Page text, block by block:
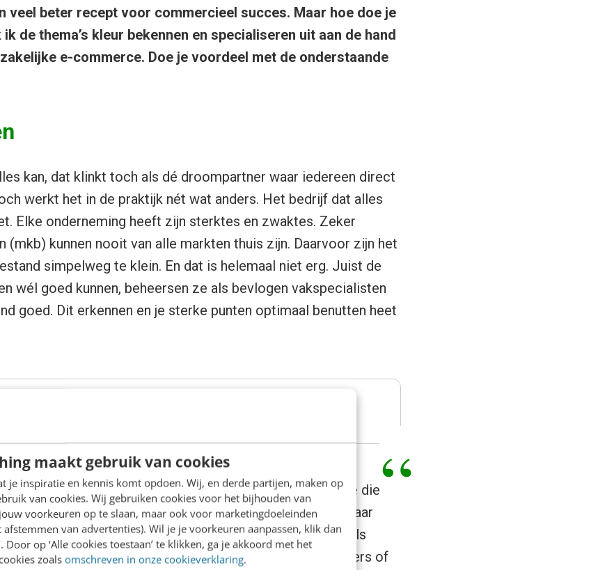
maakt gebruik van cookies
je inspiratie en kennis komt opdoen. Wij, en derde partijen, maken op
van cookies. Wij gebruiken cookies voor het bijhouden van
voorkeuren op te slaan, maar ook voor marketingdoeleinden
van advertenties). Wil je je voorkeuren aanpassen, klik dan
Door op ‘Alle cookies toestaan’ te klikken, ga je akkoord met het
zoals omschreven in onze cookieverklaring.
veel beter recept voor commercieel succes. Maar hoe doe je
de thema’s kleur bekennen en specialiseren uit aan de hand
e-commerce. Doe je voordeel met de onderstaande
kan, dat klinkt toch als dé droompartner waar iedereen direct
werkt het in de praktijk nét wat anders. Het bedrijf dat alles
Elke onderneming heeft zijn sterktes en zwaktes. Zeker
(mkb) kunnen nooit van alle markten thuis zijn. Daarvoor zijn het
simpelweg te klein. En dat is helemaal niet erg. Juist de
wél goed kunnen, beheersen ze als bevlogen vakspecialisten
goed. Dit erkennen en je sterke punten optimaal benutten heet
bestaat niet.
staat voor een universele basisbehoefte die
Die behoeften zijn uiteindelijk bepalend voor zijn of haar
blauw en paars verbeelden bijvoorbeeld eigenschappen als
elegantie en betrouwbaarheid. Financiële dienstverleners of